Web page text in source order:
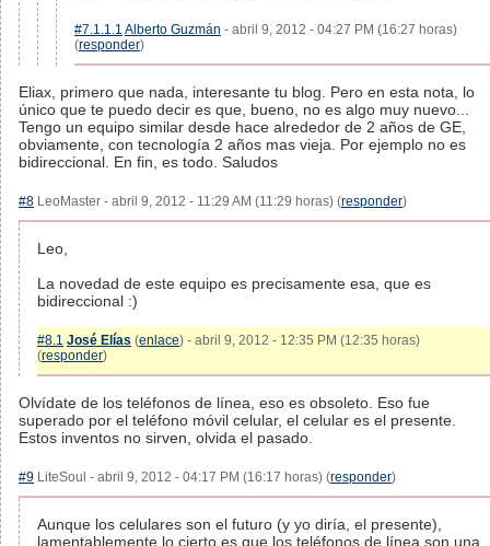
#7.1.1.1 Alberto Guzmán - abril 9, 2012 - 04:27 PM (16:27 horas)
(responder)
Eliax, primero que nada, interesante tu blog. Pero en esta nota, lo
único que te puedo decir es que, bueno, no es algo muy nuevo...
Tengo un equipo similar desde hace alrededor de 2 años de GE,
obviamente, con tecnología 2 años mas vieja. Por ejemplo no es
bidireccional. En fin, es todo. Saludos
#8 LeoMaster - abril 9, 2012 - 11:29 AM (11:29 horas) (responder)
Leo,
La novedad de este equipo es precisamente esa, que es
bidireccional :)
#8.1 José Elías (enlace) - abril 9, 2012 - 12:35 PM (12:35 horas)
(responder)
Olvídate de los teléfonos de línea, eso es obsoleto. Eso fue
superado por el teléfono móvil celular, el celular es el presente.
Estos inventos no sirven, olvida el pasado.
#9 LiteSoul - abril 9, 2012 - 04:17 PM (16:17 horas) (responder)
Aunque los celulares son el futuro (y yo diría, el presente),
lamentablemente lo cierto es que los teléfonos de línea son una